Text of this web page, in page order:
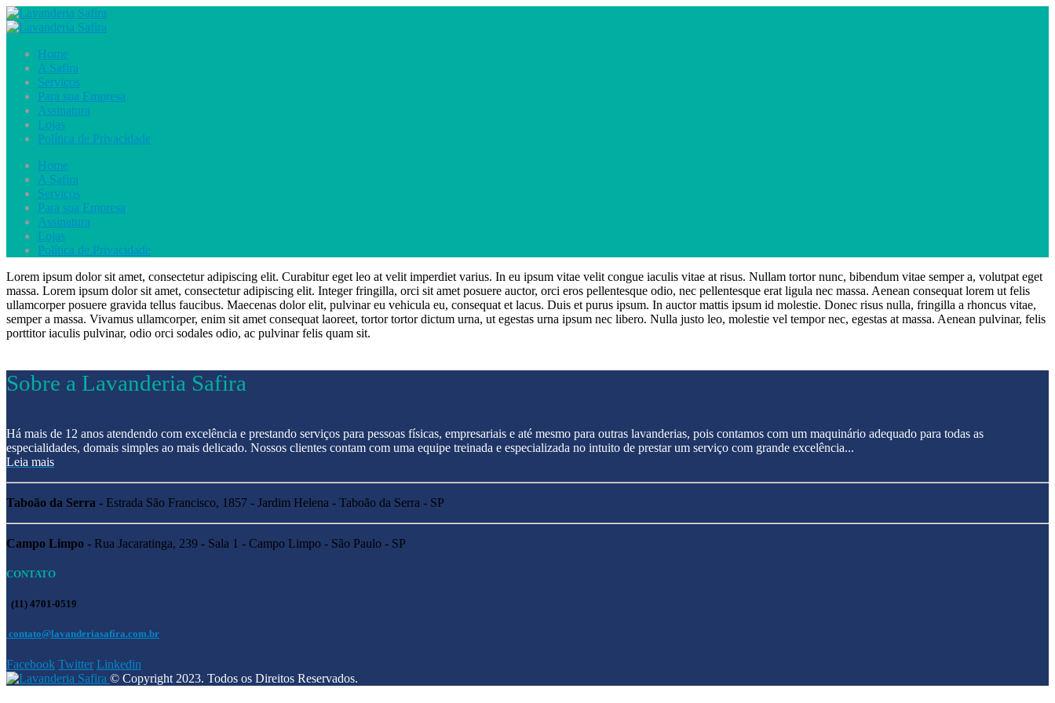
Home
A Safira
Serviços
Para sua Empresa
Assinatura
Lojas
Política de Privacidade
Home
A Safira
Serviços
Para sua Empresa
Assinatura
Lojas
Política de Privacidade
Lorem ipsum dolor sit amet, consectetur adipiscing elit. Curabitur eget leo at velit imperdiet varius. In eu ipsum vitae velit congue iaculis vitae at risus. Nullam tortor nunc, bibendum vitae semper a, volutpat eget
massa. Lorem ipsum dolor sit amet, consectetur adipiscing elit. Integer fringilla, orci sit amet posuere auctor, orci eros pellentesque odio, nec pellentesque erat ligula nec massa. Aenean consequat lorem ut felis
ullamcorper posuere gravida tellus faucibus. Maecenas dolor elit, pulvinar eu vehicula eu, consequat et lacus. Duis et purus ipsum. In auctor mattis ipsum id molestie. Donec risus nulla, fringilla a rhoncus vitae,
semper a massa. Vivamus ullamcorper, enim sit amet consequat laoreet, tortor tortor dictum urna, ut egestas urna ipsum nec libero. Nulla justo leo, molestie vel tempor nec, egestas at massa. Aenean pulvinar, felis
porttitor iaculis pulvinar, odio orci sodales odio, ac pulvinar felis quam sit.
Sobre a Lavanderia Safira
Há mais de 12 anos atendendo com excelência e prestando serviços para pessoas físicas, empresariais e até mesmo para outras lavanderias, pois contamos com um maquinário adequado para todas as
especialidades, domais simples ao mais delicado. Nossos clientes contam com uma equipe treinada e especializada no intuito de prestar um serviço com grande excelência...
Leia mais
Taboão da Serra - Estrada São Francisco, 1857 - Jardim Helena - Taboão da Serra - SP
Campo Limpo - Rua Jacaratinga, 239 - Sala 1 - Campo Limpo - São Paulo - SP
CONTATO
(11) 4701-0519
contato@lavanderiasafira.com.br
Facebook Twitter Linkedin
© Copyright 2023. Todos os Direitos Reservados.